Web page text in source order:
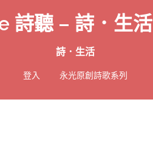
詩聽 – 詩．生活
詩．生活
登入 永光原創詩歌系列